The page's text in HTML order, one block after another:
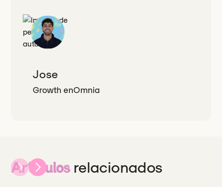
Jose
Growth enOmnia
Artículosrelacionados